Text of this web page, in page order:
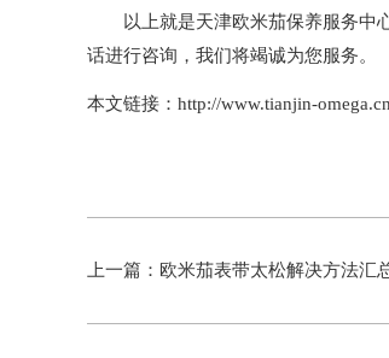
以上就是天津欧米茄保养服务中
话进行咨询，我们将竭诚为您服务。
本文链接：http://www.tianjin-
上一篇： 欧米茄表带太松解决方法汇